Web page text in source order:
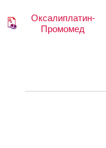
Оксалиплатин-
Промомед